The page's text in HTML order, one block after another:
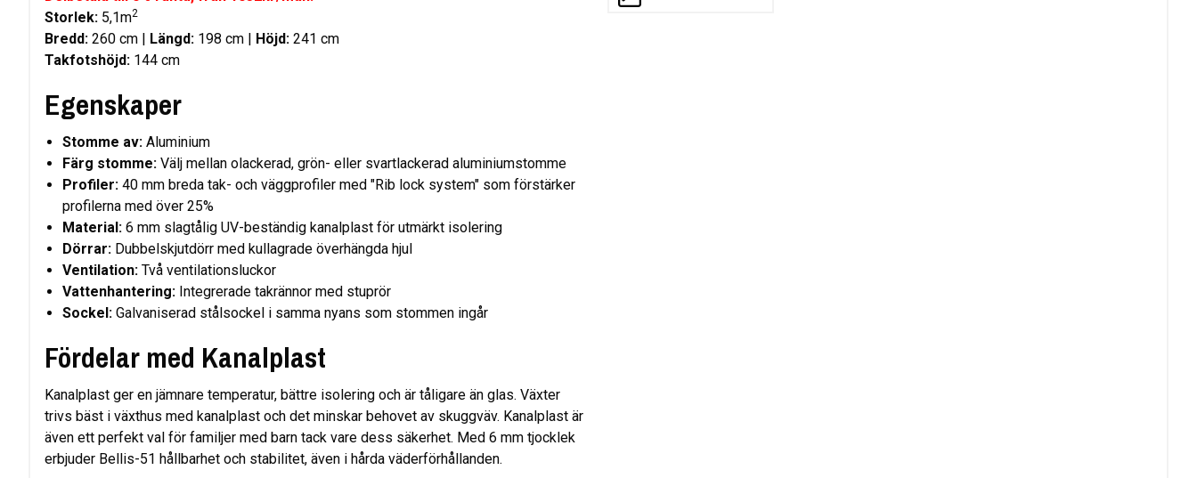
Storlek: 5,1m2
Bredd: 260 cm | Längd: 198 cm | Höjd: 241 cm
Takfotshöjd: 144 cm
Egenskaper
Stomme av: Aluminium
Färg stomme: Välj mellan olackerad, grön- eller svartlackerad aluminiumstomme
Profiler: 40 mm breda tak- och väggprofiler med "Rib lock system" som förstärker
profilerna med över 25%
Material: 6 mm slagtålig UV-beständig kanalplast för utmärkt isolering
Dörrar: Dubbelskjutdörr med kullagrade överhängda hjul
Ventilation: Två ventilationsluckor
Vattenhantering: Integrerade takrännor med stuprör
Sockel: Galvaniserad stålsockel i samma nyans som stommen ingår
Fördelar med Kanalplast
Kanalplast ger en jämnare temperatur, bättre isolering och är tåligare än glas. Växter
trivs bäst i växthus med kanalplast och det minskar behovet av skuggväv. Kanalplast är
även ett perfekt val för familjer med barn tack vare dess säkerhet. Med 6 mm tjocklek
erbjuder Bellis-51 hållbarhet och stabilitet, även i hårda väderförhållanden.